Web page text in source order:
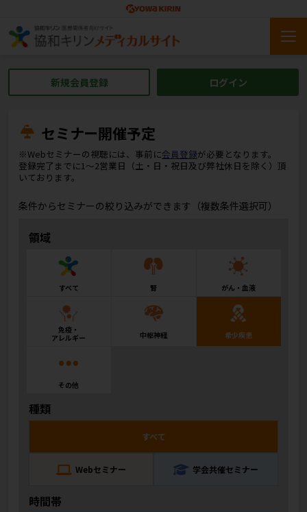
新規会員登録 ログイン
セミナー開催予定
※Webセミナーの視聴には、事前に会員登録が必要となります。
登録完了までに1～2営業日（土・日・祝日及び弊社休日を除く）頂
いております。
条件からセミナーの絞り込みができます（複数条件選択可）
領域
すべて 腎 がん・血液
免疫・
アレルギー
中枢神経 希少疾患
その他
種類
すべて
Webセミナー 学会共催セミナー
時間帯